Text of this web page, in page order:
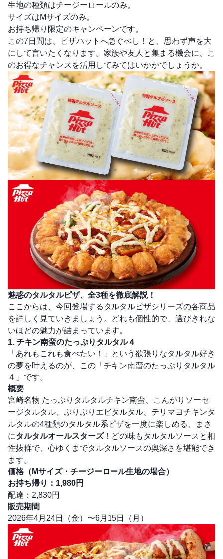
生地の種類はチージーロールのみ。
サイズはMサイズのみ。
お持ち帰り限定のキャンペーンです。
この7日間は、ピザハットへ急ぐべし！と、思わず声を大
にして言いたくなります。家族や友人と集まる機会に、こ
のお得なチャンスを活用してみてはいかがでしょうか。
魅惑のタルタルピザ、全3種を徹底解説！
ここからは、今回登場するタルタルピザシリーズの各商品
を詳しく見ていきましょう。どれも個性的で、選びきれな
いほどの魅力が詰まっています。
1. チキン南蛮のたっぷりタルタル４
「あれもこれも食べたい！」という欲張りなタルタル好き
の夢を叶えるのが、この「チキン南蛮のたっぷりタルタル
４」です。
概要
宮崎名物 たっぷりタルタルチキン南蛮、こんがりソーセ
ージタルタル、ぷりぷりエビタルタル、テリマヨチキンタ
ルタルの4種類のタルタル系ピザを一度に楽しめる、まさ
にタルタルオールスターズ！どの味もタルタルソースと相
性抜群で、心ゆくまでタルタルソースの奥深さを堪能でき
ます。
価格（Mサイズ・チージーロール生地の場合）
お持ち帰り：1,980円
配達：2,830円
販売期間
2026年4月24日（金）〜6月15日（月）